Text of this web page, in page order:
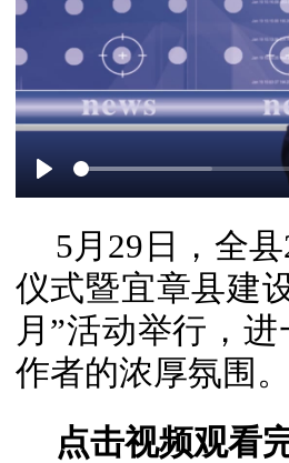
Play
5月29日，全
仪式暨宜章县建
月”活动举行，
作者的浓厚氛围。
点击视频观看